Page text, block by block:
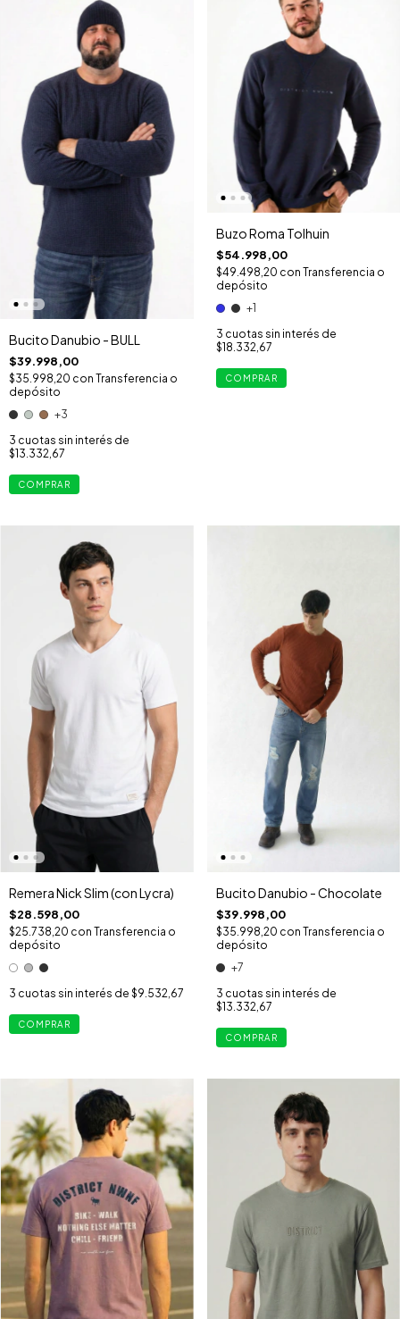
Bucito Danubio - BULL
$39.998,00
$35.998,20 con Transferencia o
depósito
+3
3 cuotas sin interés de
$13.332,67
COMPRAR
Buzo Roma Tolhuin
$54.998,00
$49.498,20 con Transferencia o
depósito
+1
3 cuotas sin interés de
$18.332,67
COMPRAR
Remera Nick Slim (con Lycra)
$28.598,00
$25.738,20 con Transferencia o
depósito
3 cuotas sin interés de $9.532,67
COMPRAR
Bucito Danubio - Chocolate
$39.998,00
$35.998,20 con Transferencia o
depósito
+7
3 cuotas sin interés de
$13.332,67
COMPRAR